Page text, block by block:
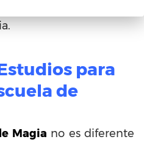
para
de
Magia no es diferente